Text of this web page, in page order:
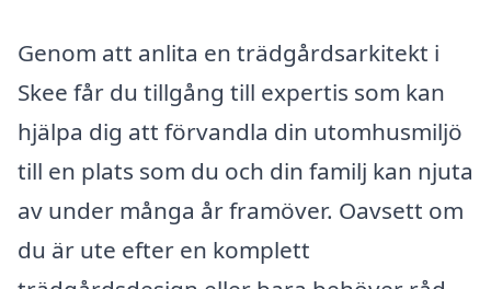
Genom att anlita en trädgårdsarkitekt i
Skee får du tillgång till expertis som kan
hjälpa dig att förvandla din utomhusmiljö
till en plats som du och din familj kan njuta
av under många år framöver. Oavsett om
du är ute efter en komplett